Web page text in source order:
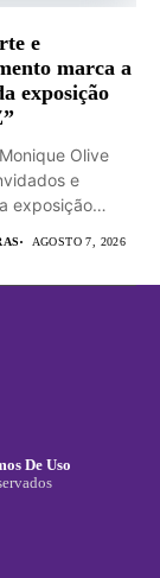
e
marca a
exposição
Olive
e
exposição
AGOSTO 7, 2026
De Uso